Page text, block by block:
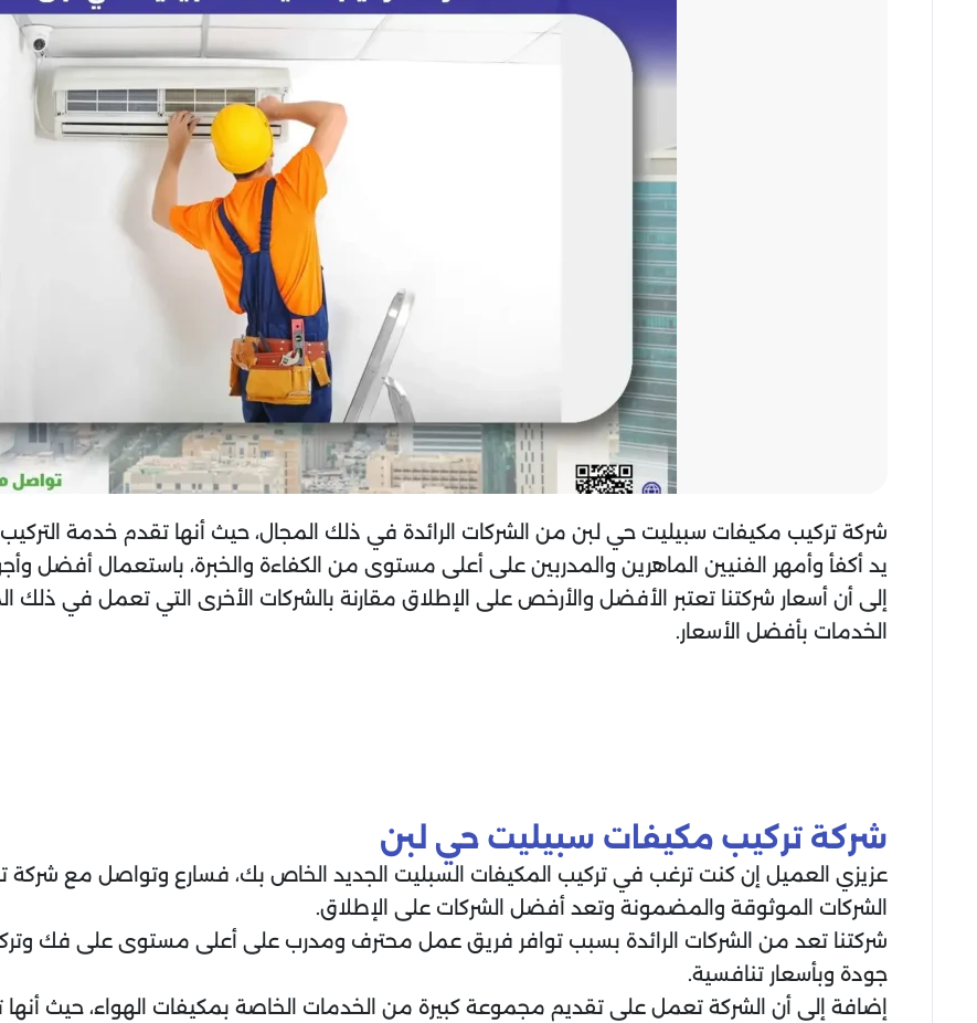
شركة تركيب مكيفات سبيليت حي لبن من الشركات الرائدة في ذلك المجال، حيث أنها تقدم خدمة
يد أكفأ وأمهر الفنيين الماهرين والمدربين على أعلى مستوى من الكفاءة والخبرة، باستعمال أفضل
إلى أن أسعار شركتنا تعتبر الأفضل والأرخص على الإطلاق مقارنة بالشركات الأخرى التي تعمل في
الخدمات بأفضل الأسعار.
شركة تركيب مكيفات سبيليت حي لبن
عزيزي العميل إن كنت ترغب في تركيب المكيفات السبليت الجديد الخاص بك، فسارع وتواصل مع شركة
الشركات الموثوقة والمضمونة وتعد أفضل الشركات على الإطلاق.
شركتنا تعد من الشركات الرائدة بسبب توافر فريق عمل محترف ومدرب على أعلى مستوى على فك
جودة وبأسعار تنافسية.
إضافة إلى أن الشركة تعمل على تقديم مجموعة كبيرة من الخدمات الخاصة بمكيفات الهواء، حيث